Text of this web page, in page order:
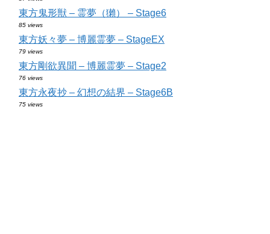
東方鬼形獣 – 霊夢（獺） – Stage6
85 views
東方妖々夢 – 博麗霊夢 – StageEX
79 views
東方剛欲異聞 – 博麗霊夢 – Stage2
76 views
東方永夜抄 – 幻想の結界 – Stage6B
75 views